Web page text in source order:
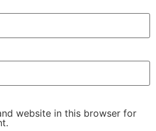
website in this browser for